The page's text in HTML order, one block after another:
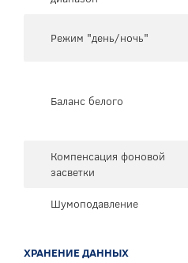
Режим "день/ночь"
Баланс белого
Компенсация фоновой
засветки
Шумоподавление
ХРАНЕНИЕ ДАННЫХ